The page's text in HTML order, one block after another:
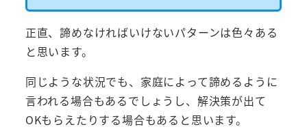
正直、諦めなければいけないパターンは色々ある
と思います。
同じような状況でも、家庭によって諦めるように
言われる場合もあるでしょうし、解決策が出て
OKもらえたりする場合もあると思います。